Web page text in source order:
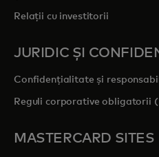
Relații cu investitorii
JURIDIC ȘI
Confidențialitate și
Reguli corporative obligatorii
MASTERCARD SITES